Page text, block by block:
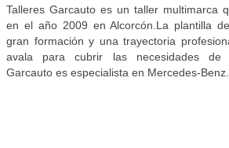
Talleres Garcauto es un taller multimarca
en el año 2009 en Alcorcón.La plantilla
gran formación y una trayectoria
avala para cubrir las necesidades de
Garcauto es especialista en Mercedes-